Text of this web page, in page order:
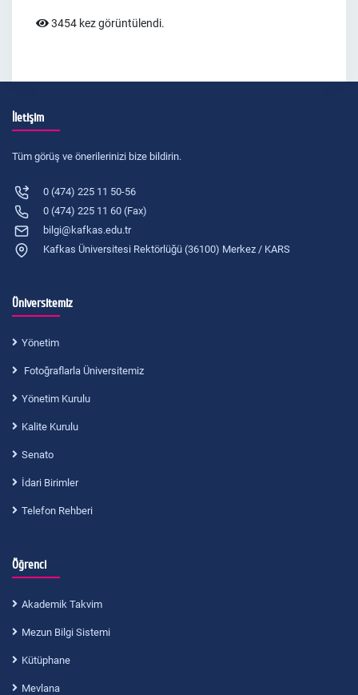
3454 kez görüntülendi.
İletişim
Tüm görüş ve önerilerinizi bize bildirin.
0 (474) 225 11 50-56
0 (474) 225 11 60 (Fax)
bilgi@kafkas.edu.tr
Kafkas Üniversitesi Rektörlüğü (36100) Merkez / KARS
Üniversitemiz
Yönetim
Fotoğraflarla Üniversitemiz
Yönetim Kurulu
Kalite Kurulu
Senato
İdari Birimler
Telefon Rehberi
Öğrenci
Akademik Takvim
Mezun Bilgi Sistemi
Kütüphane
Mevlana